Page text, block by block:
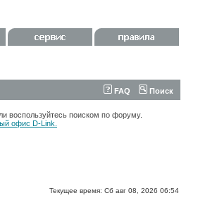
FAQ Поиск
воспользуйтесь поиском по форуму.
офис D-Link.
Текущее время: Сб авг 08, 2026 06:54